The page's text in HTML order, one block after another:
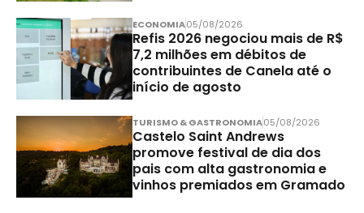
ECONOMIA05/08/2026
Refis 2026 negociou mais de R$
7,2 milhões em débitos de
contribuintes de Canela até o
início de agosto
TURISMO & GASTRONOMIA05/08/2026
Castelo Saint Andrews
promove festival de dia dos
pais com alta gastronomia e
vinhos premiados em Gramado